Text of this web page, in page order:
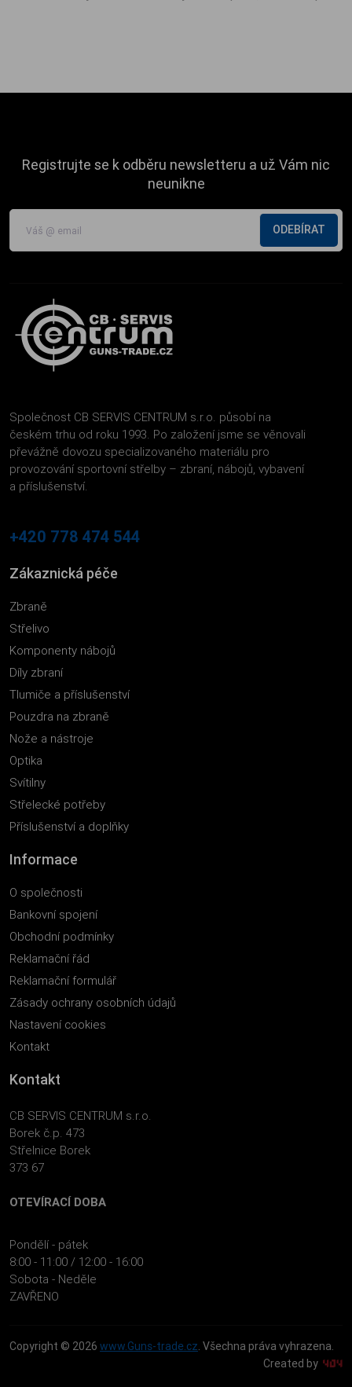
Registrujte se k odběru newsletteru a už Vám nic
neunikne
ODEBÍRAT
Společnost CB SERVIS CENTRUM s.r.o. působí na
českém trhu od roku 1993. Po založení jsme se věnovali
převážně dovozu specializovaného materiálu pro
provozování sportovní střelby – zbraní, nábojů, vybavení
a příslušenství.
+420 778 474 544
Zákaznická péče
Zbraně
Střelivo
Komponenty nábojů
Díly zbraní
Tlumiče a příslušenství
Pouzdra na zbraně
Nože a nástroje
Optika
Svítilny
Střelecké potřeby
Příslušenství a doplňky
Informace
O společnosti
Bankovní spojení
Obchodní podmínky
Reklamační řád
Reklamační formulář
Zásady ochrany osobních údajů
Nastavení cookies
Kontakt
Kontakt
CB SERVIS CENTRUM s.r.o.
Borek č.p. 473
Střelnice Borek
373 67
OTEVÍRACÍ DOBA
Pondělí - pátek
8:00 - 11:00 / 12:00 - 16:00
Sobota - Neděle
ZAVŘENO
Copyright © 2026 www.Guns-trade.cz. Všechna práva vyhrazena.
Created by